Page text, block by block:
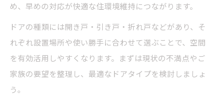
め、早めの対応が快適な住環境維持につながります。
ドアの種類には開き戸・引き戸・折れ戸などがあり、そ
れぞれ設置場所や使い勝手に合わせて選ぶことで、空間
を有効活用しやすくなります。まずは現状の不満点やご
家族の要望を整理し、最適なドアタイプを検討しましょ
う。